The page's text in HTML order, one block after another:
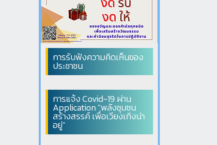
การรับฟังความคิดเห็นของ
ประชาชน
การแจ้ง Covid-19 ผ่าน
Application "พลังชุมชน
สร้างสรรค์ เพื่อเวียงเทิงน่า
อยู่"